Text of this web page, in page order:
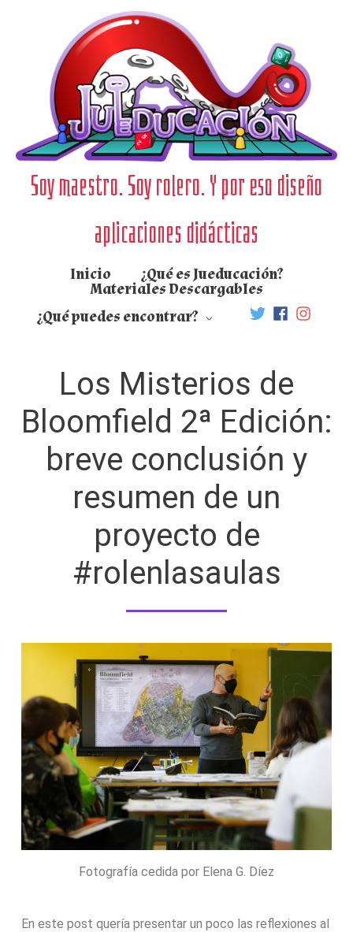
Soy maestro. Soy rolero. Y por eso diseño
aplicaciones didácticas
Inicio ¿Qué es Jueducación?
Materiales Descargables
¿Qué puedes encontrar?
Los Misterios de
Bloomfield 2ª Edición:
breve conclusión y
resumen de un
proyecto de
#rolenlasaulas
Fotografía cedida por Elena G. Díez
En este post quería presentar un poco las reflexiones al